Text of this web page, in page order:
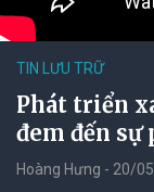
TIN LƯU TRỮ
Phát triển
đem đến
Hoàng Hưng - 20/